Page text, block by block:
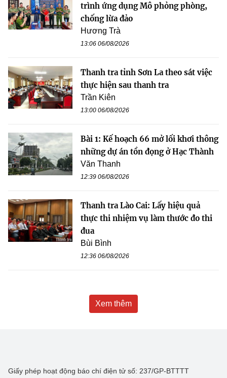
trình ứng dụng Mô phỏng phòng,
chống lừa đảo
Hương Trà
13:06 06/08/2026
Thanh tra tỉnh Sơn La theo sát việc
thực hiện sau thanh tra
Trần Kiên
13:00 06/08/2026
Bài 1: Kế hoạch 66 mở lối khơi thông
những dự án tồn đọng ở Hạc Thành
Văn Thanh
12:39 06/08/2026
Thanh tra Lào Cai: Lấy hiệu quả
thực thi nhiệm vụ làm thước đo thi
đua
Bùi Bình
12:36 06/08/2026
Xem thêm
Giấy phép hoạt động báo chí điện tử số: 237/GP-BTTTT